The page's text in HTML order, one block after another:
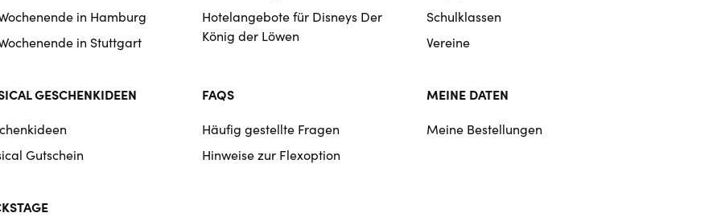
in Hamburg
in Stuttgart
Hotelangebote für Disneys Der
König der Löwen
Schulklassen
Vereine
GESCHENKIDEEN
Gutschein
FAQS
Häufig gestellte Fragen
Hinweise zur Flexoption
MEINE DATEN
Meine Bestellungen